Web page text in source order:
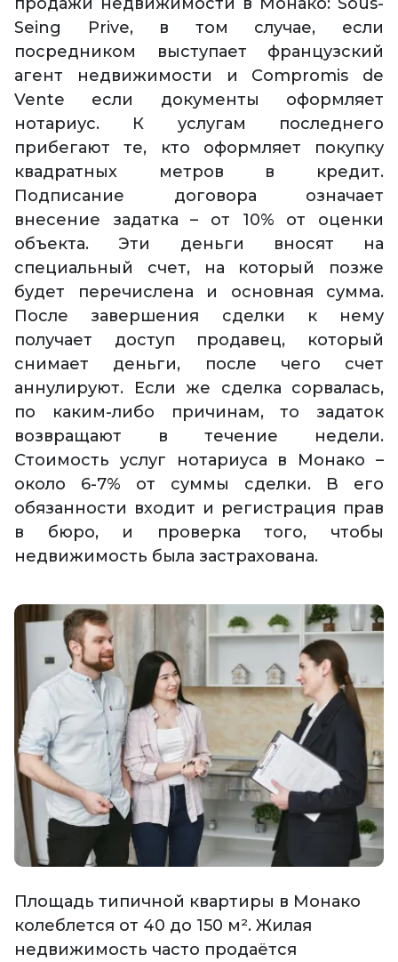
Seing Prive, в том случае, если
посредником выступает французский
агент недвижимости и Compromis de
Vente если документы оформляет
нотариус. К услугам последнего
прибегают те, кто оформляет покупку
квадратных метров в кредит.
Подписание договора означает
внесение задатка – от 10% от оценки
объекта. Эти деньги вносят на
специальный счет, на который позже
будет перечислена и основная сумма.
После завершения сделки к нему
получает доступ продавец, который
снимает деньги, после чего счет
аннулируют. Если же сделка сорвалась,
по каким-либо причинам, то задаток
возвращают в течение недели.
Стоимость услуг нотариуса в Монако –
около 6-7% от суммы сделки. В его
обязанности входит и регистрация прав
в бюро, и проверка того, чтобы
недвижимость была застрахована.
Площадь типичной квартиры в Монако
колеблется от 40 до 150 м². Жилая
недвижимость часто продаётся